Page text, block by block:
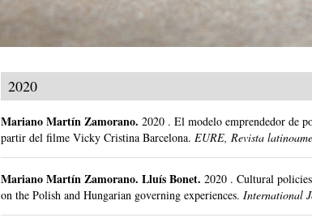
2020
Mariano Martín Zamorano.2020 .El modelo emprendedor de
partir del filme Vicky Cristina Barcelona. EURE, Revista
Mariano Martín Zamorano.Lluís Bonet.2020 .Cultural
on the Polish and Hungarian governing experiences. International